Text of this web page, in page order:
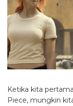
Ketika kita
Piece, mungkin